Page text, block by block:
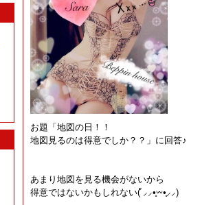
お題「地図の日！！
地図見るのは得意でしか？？」に回答♪
あまり地図を見る機会がないから
得意ではないかもしれない(͒ ⸝⸝•̥𖥦•̥⸝⸝)